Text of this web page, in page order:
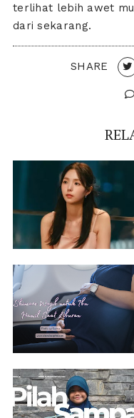
terlihat lebih awet
dari sekarang.
SHARE